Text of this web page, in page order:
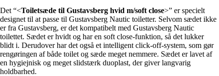
Det “<Toiletsæde til Gustavsberg hvid m/soft close>” er specielt
designet til at passe til Gustavsberg Nautic toiletter. Selvom sædet ikke
er fra Gustavsberg, er det kompatibelt med Gustavsberg Nautic
toilettet. Sædet er hvidt og har en soft close-funktion, så det lukker
blidt i. Derudover har det også et intelligent click-off-system, som gør
rengøringen af både toilet og sæde meget nemmere. Sædet er lavet af
en hygiejnisk og meget slidstærk duoplast, der giver langvarig
holdbarhed.